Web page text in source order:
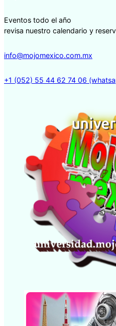
Eventos todo el año
revisa nuestro calendario y
info@mojomexico.com.mx
+1 (052) 55 44 62 74 06